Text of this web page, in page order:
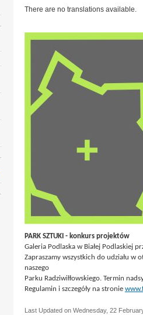
There are no translations available.
PARK SZTUKI - konkurs projektów
Galeria Podlaska w Białej Podlaskiej
Zapraszamy wszystkich do udziału
naszego
Parku Radziwiłłowskiego. Termin
Regulamin i szczegóły na stronie
Last Updated on Wednesday, 22